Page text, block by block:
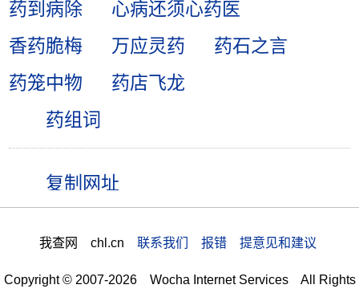
药到病除
心病还须心药医
香药脆梅
万应灵药
药石之言
药笼中物
药店飞龙
药组词
我查网 chl.cn 联系我们 报错 提意见和建议
Copyright © 2007-2026 Wocha Internet Services All Rights